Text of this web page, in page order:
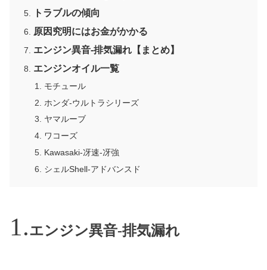
トラブルの傾向
原因究明にはお金がかかる
エンジン異音-排気漏れ【まとめ】
エンジンオイル一覧
モチュール
ホンダ-ウルトラシリーズ
ヤマルーブ
ワコーズ
Kawasaki-冴速-冴強
シェルShell-アドバンスド
エンジン異音-排気漏れ